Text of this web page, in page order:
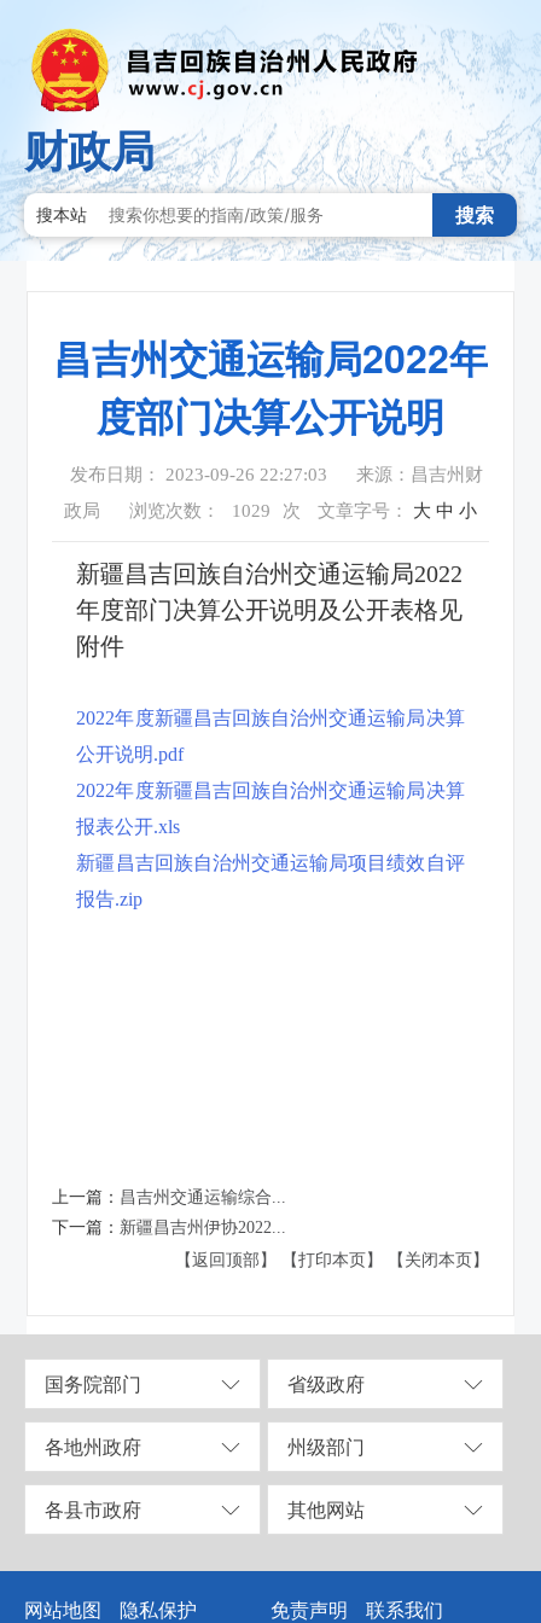
财政局
搜本站 搜索
昌吉州交通运输局2022年
度部门决算公开说明
发布日期： 2023-09-26 22:27:03
来源：昌吉州财
政局
浏览次数： 1029 次 文章字号： 大 中 小
新疆昌吉回族自治州交通运输局2022
年度部门决算公开说明及公开表格见
附件
2022年度新疆昌吉回族自治州交通运输局决算
公开说明.pdf
2022年度新疆昌吉回族自治州交通运输局决算
报表公开.xls
新疆昌吉回族自治州交通运输局项目绩效自评
报告.zip
上一篇： 昌吉州交通运输综合...
下一篇： 新疆昌吉州伊协2022...
【返回顶部】
【打印本页】 【关闭本页】
国务院部门 省级政府
各地州政府 州级部门
各县市政府 其他网站
网站地图 隐私保护 免责声明 联系我们